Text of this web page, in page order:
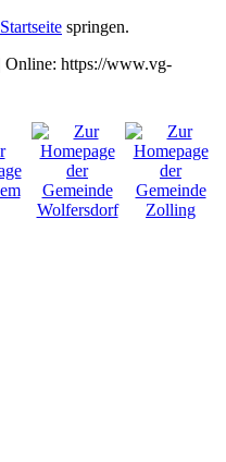
springen.
| Online: https://www.vg-